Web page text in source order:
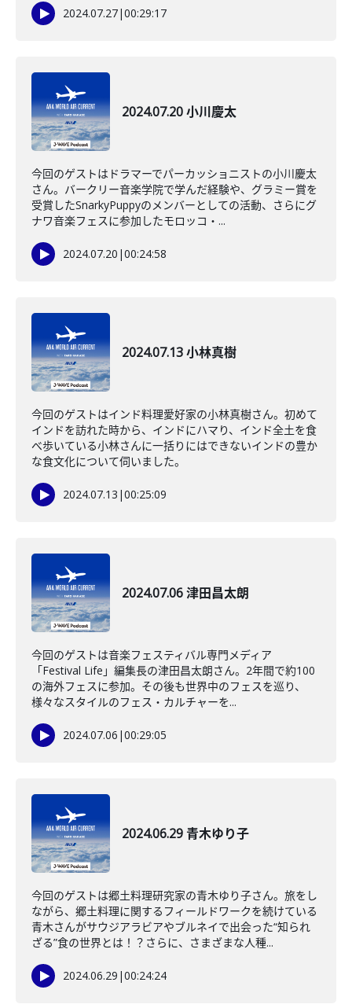
2024.07.27|00:29:17
2024.07.20 小川慶太
今回のゲストはドラマーでパーカッショニストの小川慶太
さん。バークリー音楽学院で学んだ経験や、グラミー賞を
受賞したSnarkyPuppyのメンバーとしての活動、さらにグ
ナワ音楽フェスに参加したモロッコ・...
2024.07.20 |00:24:58
2024.07.13 小林真樹
今回のゲストはインド料理愛好家の小林真樹さん。初めて
インドを訪れた時から、インドにハマり、インド全土を食
べ歩いている小林さんに一括りにはできないインドの豊か
な食文化について伺いました。
2024.07.13 |00:25:09
2024.07.06 津田昌太朗
今回のゲストは音楽フェスティバル専門メディア
「Festival Life」編集長の津田昌太朗さん。2年間で約100
の海外フェスに参加。その後も世界中のフェスを巡り、
様々なスタイルのフェス・カルチャーを...
2024.07.06 |00:29:05
2024.06.29 青木ゆり子
今回のゲストは郷土料理研究家の青木ゆり子さん。旅をし
ながら、郷土料理に関するフィールドワークを続けている
青木さんがサウジアラビアやブルネイで出会った“知られ
ざる”食の世界とは！？さらに、さまざまな人種...
2024.06.29 |00:24:24